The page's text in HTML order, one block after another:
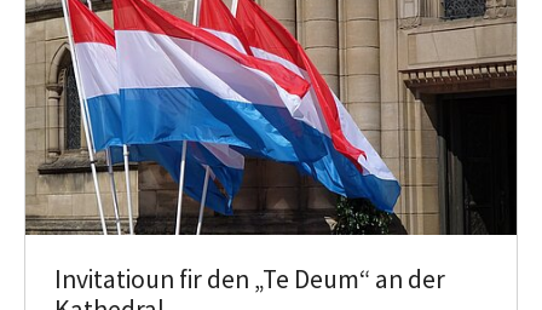
Invitatioun fir den „Te Deum“ an der